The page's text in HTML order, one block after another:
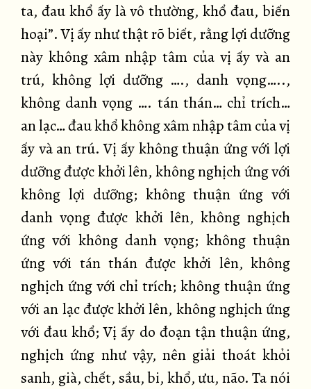
ta, đau khổ ấy là vô thường, khổ đau, biến
hoại”. Vị ấy như thật rõ biết, rằng lợi dưỡng
này không xâm nhập tâm của vị ấy và an
trú, không lợi dưỡng …., danh vọng…..,
không danh vọng …. tán thán… chỉ trích…
an lạc… đau khổ không xâm nhập tâm của vị
ấy và an trú. Vị ấy không thuận ứng với lợi
dưỡng được khởi lên, không nghịch ứng với
không lợi dưỡng; không thuận ứng với
danh vọng được khởi lên, không nghịch
ứng với không danh vọng; không thuận
ứng với tán thán được khởi lên, không
nghịch ứng với chỉ trích; không thuận ứng
với an lạc được khởi lên, không nghịch ứng
với đau khổ; Vị ấy do đoạn tận thuận ứng,
nghịch ứng như vậy, nên giải thoát khỏi
sanh, già, chết, sầu, bi, khổ, ưu, não. Ta nói